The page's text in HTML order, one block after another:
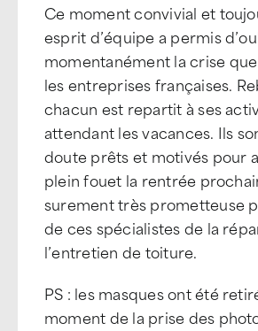
Ce moment convivial et
esprit d’équipe a permis
momentanément la crise
les entreprises françaises.
chacun est repartit à ses
attendant les vacances. Ils
doute prêts et motivés pour
plein fouet la rentrée
surement très prometteuse
de ces spécialistes de la
l’entretien de toiture.
PS : les masques ont été
moment de la prise des